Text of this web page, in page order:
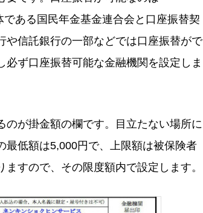
ある国民年金基金連合会と口座振替契
信託銀行の一部などでは口座振替がで
ず口座振替可能な金融機関を設定しま
が掛金額の欄です。目立たない場所に
最低額は5,000円で、上限額は被保険者
すので、その限度額内で設定します。